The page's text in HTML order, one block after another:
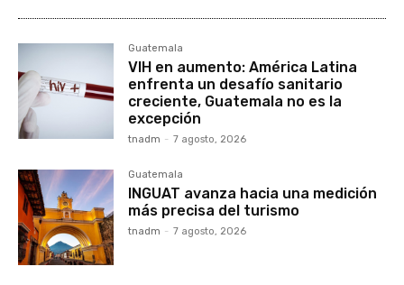
Guatemala
VIH en aumento: América Latina
enfrenta un desafío sanitario
creciente, Guatemala no es la
excepción
tnadm - 7 agosto, 2026
Guatemala
INGUAT avanza hacia una medición
más precisa del turismo
tnadm - 7 agosto, 2026